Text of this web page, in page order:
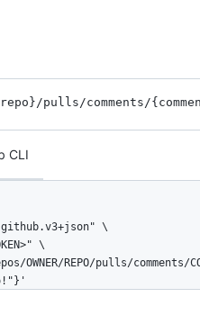
/pulls /comments /
CLI
\
\
OWNER/REPO/pulls/comments/